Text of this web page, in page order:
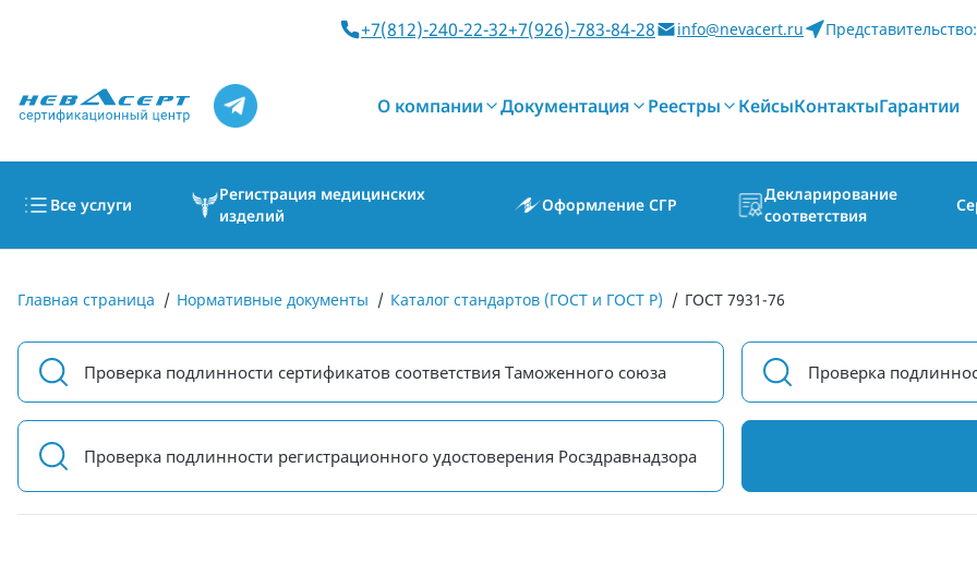
+7(812)-240-22-32+7(926)-783-84-28 info@nevacert.ru Представительство:
О компании Документация Реестры КейсыКонтактыГарантии
Все услуги
Регистрация медицинских
изделий
Оформление СГР
Декларирование
соответствия
Главная страница / Нормативные документы / Каталог стандартов (ГОСТ и ГОСТ Р) / ГОСТ 7931-76
Проверка подлинности сертификатов соответствия Таможенного союза Проверка
Проверка подлинности регистрационного удостоверения Росздравнадзора